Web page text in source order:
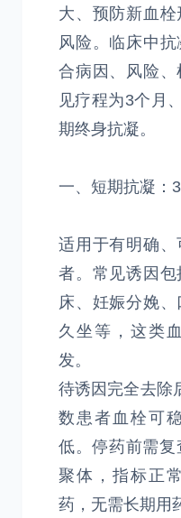
大、预防新血
风险。临床中
合病因、风险
见疗程为3个月
期终身抗凝。
一、短期抗凝：
适用于有明确
者。常见诱因
床、妊娠分娩
久坐等，这类
发。
待诱因完全去除
数患者血栓可
低。停药前需
聚体，指标正
药，无需长期用